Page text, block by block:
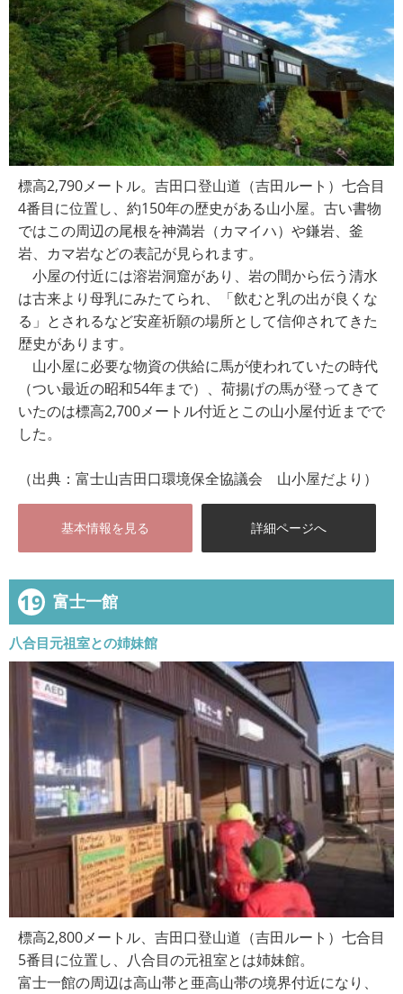
標高2,790メートル。吉田口登山道（吉田ルート）七合目
4番目に位置し、約150年の歴史がある山小屋。古い書物
ではこの周辺の尾根を神満岩（カマイハ）や鎌岩、釜
岩、カマ岩などの表記が見られます。
小屋の付近には溶岩洞窟があり、岩の間から伝う清水
は古来より母乳にみたてられ、「飲むと乳の出が良くな
る」とされるなど安産祈願の場所として信仰されてきた
歴史があります。
山小屋に必要な物資の供給に馬が使われていたの時代
（つい最近の昭和54年まで）、荷揚げの馬が登ってきて
いたのは標高2,700メートル付近とこの山小屋付近までで
した。
（出典：富士山吉田口環境保全協議会 山小屋だより）
基本情報を見る 詳細ページへ
19 富士一館
八合目元祖室との姉妹館
標高2,800メートル、吉田口登山道（吉田ルート）七合目
5番目に位置し、八合目の元祖室とは姉妹館。
富士一館の周辺は高山帯と亜高山帯の境界付近になり、